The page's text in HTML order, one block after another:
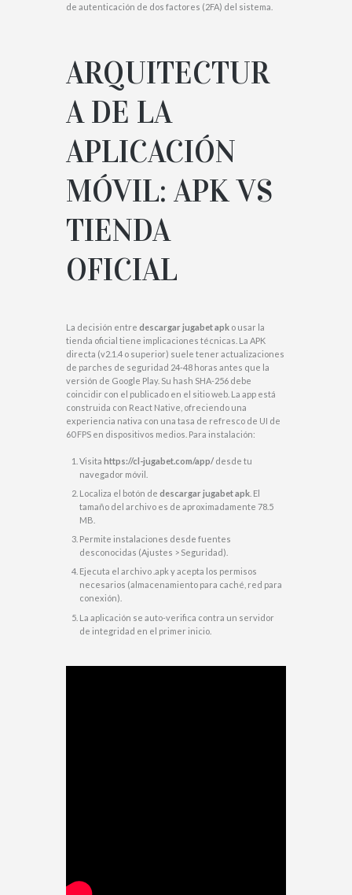
de autenticación de dos factores (2FA) del sistema.
ARQUITECTUR
A DE LA
APLICACIÓN
MÓVIL: APK VS
TIENDA
OFICIAL
La decisión entre descargar jugabet apk o usar la
tienda oficial tiene implicaciones técnicas. La APK
directa (v2.1.4 o superior) suele tener actualizaciones
de parches de seguridad 24-48 horas antes que la
versión de Google Play. Su hash SHA-256 debe
coincidir con el publicado en el sitio web. La app está
construida con React Native, ofreciendo una
experiencia nativa con una tasa de refresco de UI de
60 FPS en dispositivos medios. Para instalación:
Visita https://cl-jugabet.com/app/desde tu
navegador móvil.
Localiza el botón de descargar jugabet apk. El
tamaño del archivo es de aproximadamente 78.5
MB.
Permite instalaciones desde fuentes
desconocidas (Ajustes > Seguridad).
Ejecuta el archivo .apk y acepta los permisos
necesarios (almacenamiento para caché, red para
conexión).
La aplicación se auto-verifica contra un servidor
de integridad en el primer inicio.